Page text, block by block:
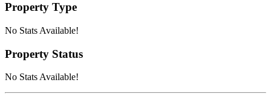
Property Type
No Stats Available!
Property Status
No Stats Available!